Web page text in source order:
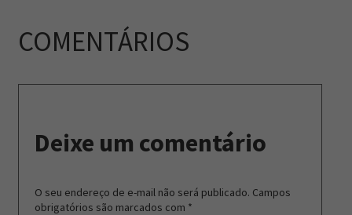
COMENTÁRIOS
Deixe um comentário
O seu endereço de e-mail não será publicado. Campos
obrigatórios são marcados com *